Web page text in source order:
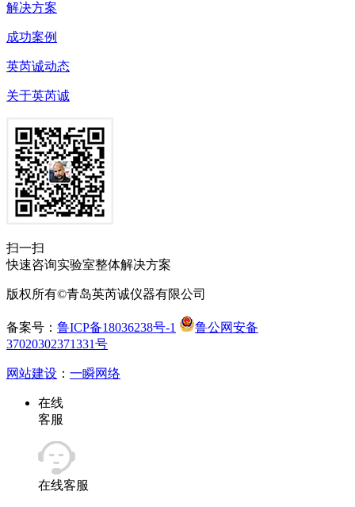
解决方案
成功案例
英芮诚动态
关于英芮诚
扫一扫
快速咨询实验室整体解决方案
版权所有©青岛英芮诚仪器有限公司
备案号： 鲁ICP备18036238号-1
鲁公网安备
37020302371331号
网站建设 ： 一瞬网络
在线
客服
在线客服